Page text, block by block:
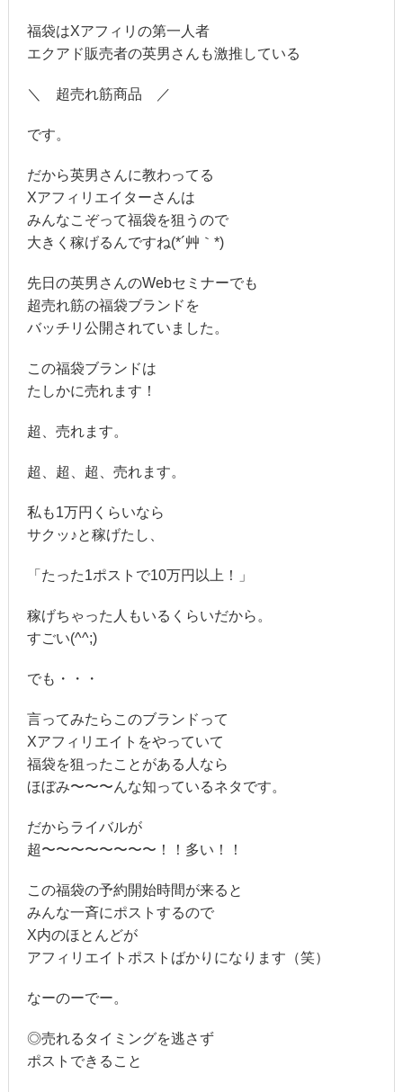
福袋はXアフィリの第一人者
エクアド販売者の英男さんも激推している
＼ 超売れ筋商品 ／
です。
だから英男さんに教わってる
Xアフィリエイターさんは
みんなこぞって福袋を狙うので
大きく稼げるんですね(*´艸｀*)
先日の英男さんのWebセミナーでも
超売れ筋の福袋ブランドを
バッチリ公開されていました。
この福袋ブランドは
たしかに売れます！
超、売れます。
超、超、超、売れます。
私も1万円くらいなら
サクッ♪と稼げたし、
「たった1ポストで10万円以上！」
稼げちゃった人もいるくらいだから。
すごい(^^;)
でも・・・
言ってみたらこのブランドって
Xアフィリエイトをやっていて
福袋を狙ったことがある人なら
ほぼみ〜〜〜んな知っているネタです。
だからライバルが
超〜〜〜〜〜〜〜〜！！多い！！
この福袋の予約開始時間が来ると
みんな一斉にポストするので
X内のほとんどが
アフィリエイトポストばかりになります（笑）
なーのーでー。
◎売れるタイミングを逃さず
ポストできること